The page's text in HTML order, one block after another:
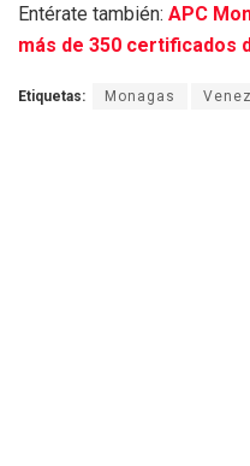
Entérate también: APC
más de 350 certificados
Etiquetas: Monagas